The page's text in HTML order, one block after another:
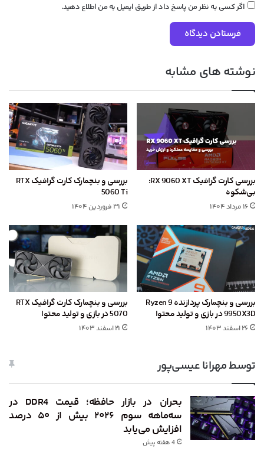
اگر کسی به نظر من پاسخ داد از طریق ایمیل به من اطلاع دهید.
نوشته های مشابه
بررسی کارت گرافیک RX 9060 XT:
بی‌شکوه
۱۶ مرداد ۱۴۰۴
بررسی و بنچمارک کارت گرافیک RTX
5060 Ti
۳۱ فروردین ۱۴۰۴
بررسی و بنچمارک پردازنده Ryzen 9
9950X3D در بازی و تولید محتوا
۲۶ اسفند ۱۴۰۳
بررسی و بنچمارک کارت گرافیک RTX
5070 در بازی و تولید محتوا
۲۱ اسفند ۱۴۰۳
توسط مهرانا عیسی‌پور
بحران در بازار حافظه؛ قیمت DDR4 در
سه‌ماهه سوم ۲۰۲۶ بیش از ۵۰ درصد
افزایش می‌یابد
4 هفته پیش